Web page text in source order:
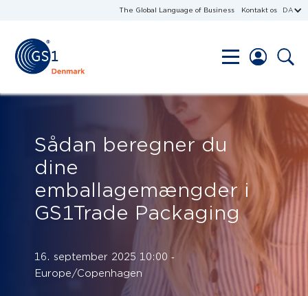
The Global Language of Business Kontakt os DA
Sådan beregner du
dine
emballagemængder i
GS1Trade Packaging
16. september 2025 10:00 ‐
Europe/Copenhagen